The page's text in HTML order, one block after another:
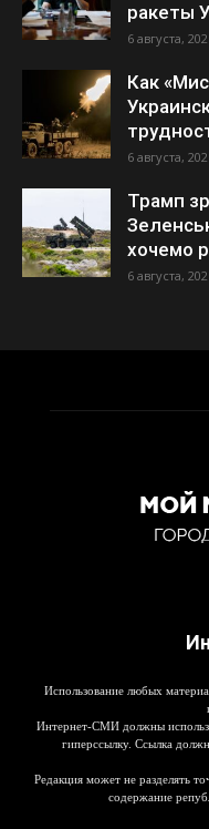
ракеты
6 августа,
Как
6 августа,
Трамп
хочемо
6 августа,
Использование любых
Интернет-СМИ должны
гиперссылку. Ссылка
Редакция может не разделять
содержание